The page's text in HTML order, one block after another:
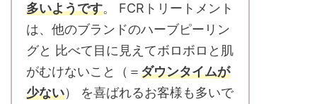
多いようです。 FCRトリートメント
は、他のブランドのハーブピーリン
グと 比べて目に見えてボロボロと肌
がむけないこと（＝ダウンタイムが
少ない） を喜ばれるお客様も多いで